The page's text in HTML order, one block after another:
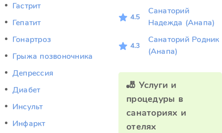
Гастрит
Гепатит
Гонартроз
Грыжа позвоночника
Депрессия
Диабет
Инсульт
Инфаркт
4.5
Санаторий
Надежда (Анапа)
4.3
Санаторий Родник
(Анапа)
🎳 Услуги и
процедуры в
санаториях и
отелях